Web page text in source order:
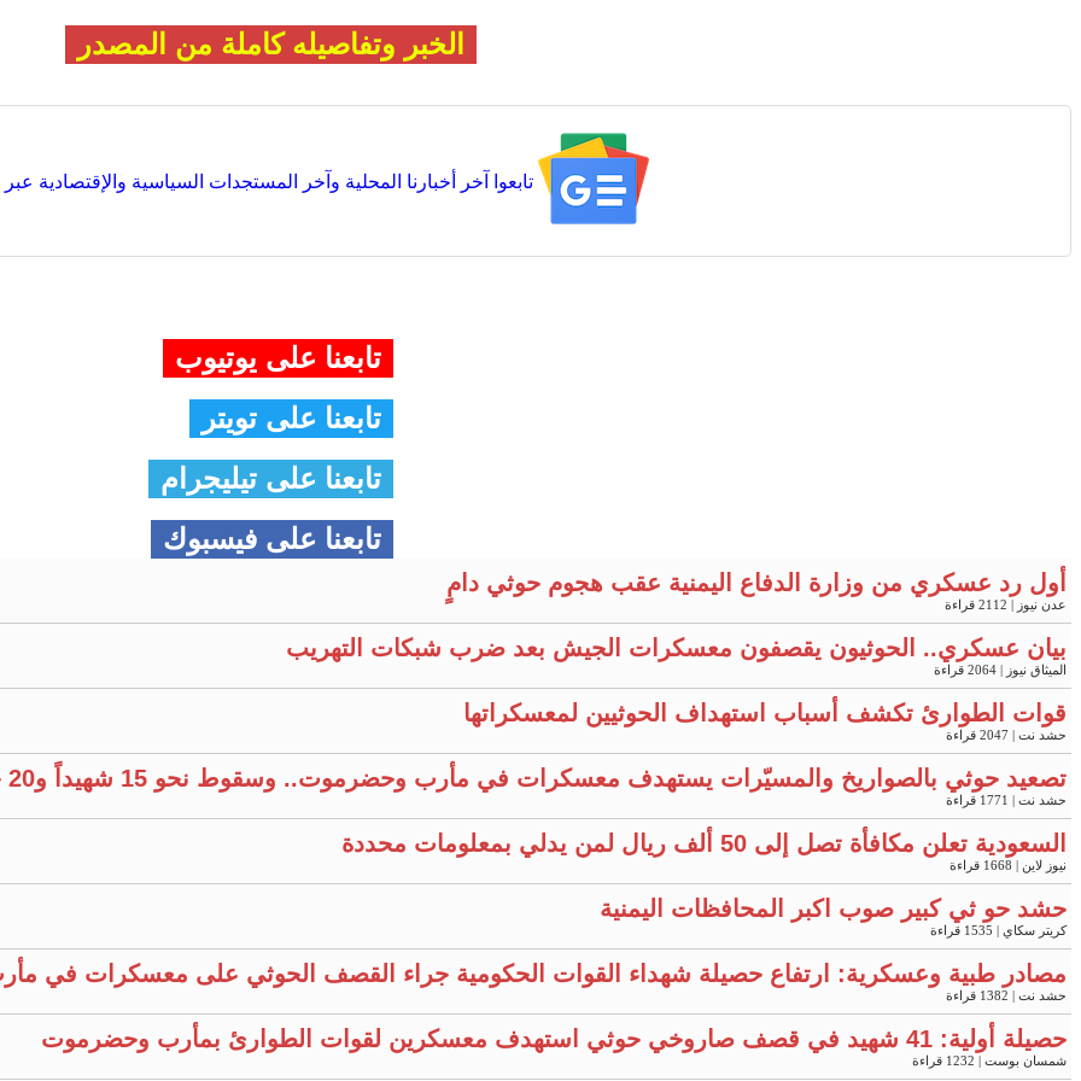
الخبر وتفاصيله كاملة من المصدر
تابعوا آخر أخبارنا المحلية وآخر المستجدات السياسية والإقتصادية عبر Google news
تابعنا على يوتيوب
تابعنا على تويتر
تابعنا على تيليجرام
تابعنا على فيسبوك
أول رد عسكري من وزارة الدفاع اليمنية عقب هجوم حوثي دامٍ
عدن نيوز | 2112 قراءة
بيان عسكري.. الحوثيون يقصفون معسكرات الجيش بعد ضرب شبكات التهريب
الميثاق نيوز | 2064 قراءة
قوات الطوارئ تكشف أسباب استهداف الحوثيين لمعسكراتها
حشد نت | 2047 قراءة
تصعيد حوثي بالصواريخ والمسيّرات يستهدف معسكرات في مأرب وحضرموت.. وسقوط نحو 15 شهيداً و20 جريحًا
حشد نت | 1771 قراءة
السعودية تعلن مكافأة تصل إلى 50 ألف ريال لمن يدلي بمعلومات محددة
نيوز لاين | 1668 قراءة
حشد حو ثي كبير صوب اكبر المحافظات اليمنية
كريتر سكاي | 1535 قراءة
مصادر طبية وعسكرية: ارتفاع حصيلة شهداء القوات الحكومية جراء القصف الحوثي على معسكرات في
حشد نت | 1382 قراءة
حصيلة أولية: 41 شهيد في قصف صاروخي حوثي استهدف معسكرين لقوات الطوارئ بمأرب وحضرموت
شمسان بوست | 1232 قراءة